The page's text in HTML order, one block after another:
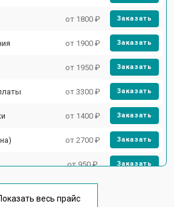
от 1800 ₽ Заказать
от 1900 ₽ Заказать
от 1950 ₽ Заказать
от 3300 ₽ Заказать
от 1400 ₽ Заказать
от 2700 ₽ Заказать
от 950 ₽ Заказать
весь прайс